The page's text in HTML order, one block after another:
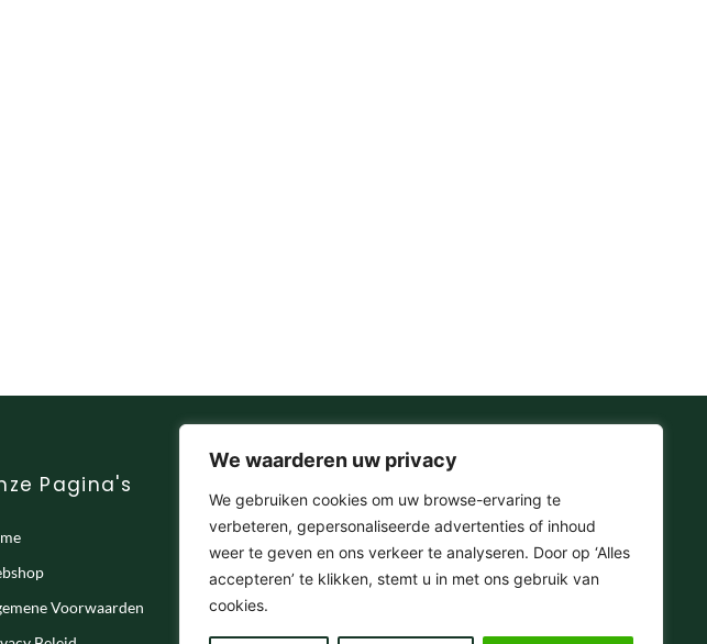
We waarderen uw privacy
We gebruiken cookies om uw browse-ervaring te
verbeteren, gepersonaliseerde advertenties of inhoud
weer te geven en ons verkeer te analyseren. Door op ‘Alles
accepteren’ te klikken, stemt u in met ons gebruik van
cookies.
Pagina's
Voorwaarden
F
a
c
e
I
n
s
T
i
k
Y
o
u
© 2025 . Omera – Hifi & Streaming Media